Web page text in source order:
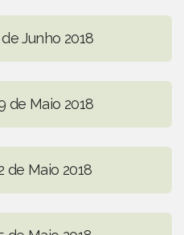
Junho 2018
de Maio 2018
de Maio 2018